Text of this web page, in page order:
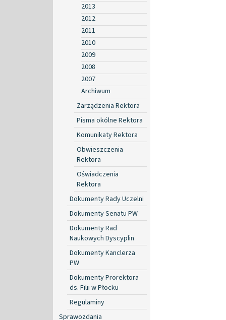
2013
2012
2011
2010
2009
2008
2007
Archiwum
Zarządzenia Rektora
Pisma okólne Rektora
Komunikaty Rektora
Obwieszczenia
Rektora
Oświadczenia
Rektora
Dokumenty Rady Uczelni
Dokumenty Senatu PW
Dokumenty Rad
Naukowych Dyscyplin
Dokumenty Kanclerza
PW
Dokumenty Prorektora
ds. Filii w Płocku
Regulaminy
Sprawozdania